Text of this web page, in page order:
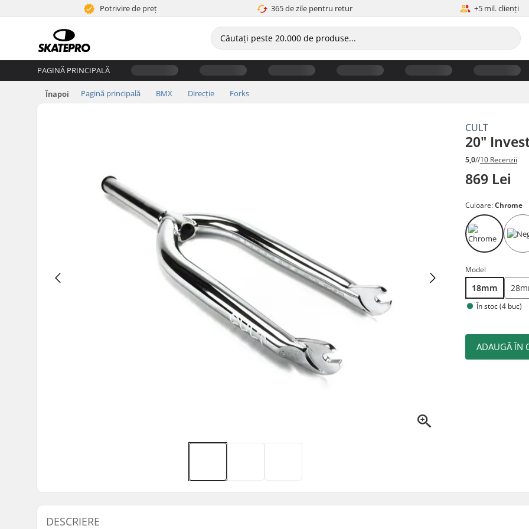
Potrivire de preț 365 de zile pentru retur +5 mil. clienți
PAGINĂ PRINCIPALĂ
Înapoi Pagină principală BMX Direcție Forks
CULT
20"
5,0//10 Recenzii
869 Lei
Culoare:Chrome
Model
18mm
În stoc (4 buc)
ADAUGĂ ÎN
DESCRIERE